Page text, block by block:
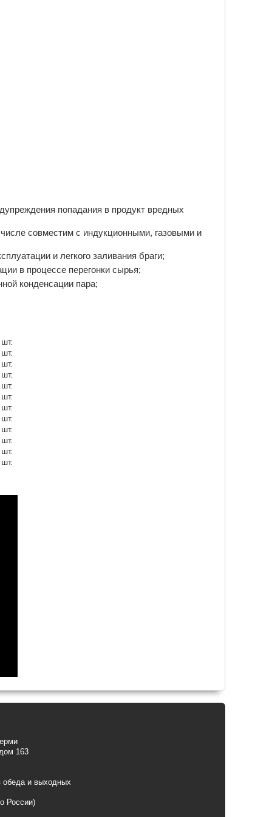
попадания в продукт вредных
совместим с индукционными, газовыми и
и легкого заливания браги;
в процессе перегонки сырья;
конденсации пара;
163
обеда и выходных
России)